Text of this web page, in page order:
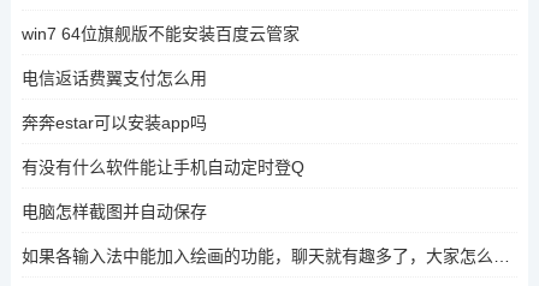
win7 64位旗舰版不能安装百度云管家
电信返话费翼支付怎么用
奔奔estar可以安装app吗
有没有什么软件能让手机自动定时登Q
电脑怎样截图并自动保存